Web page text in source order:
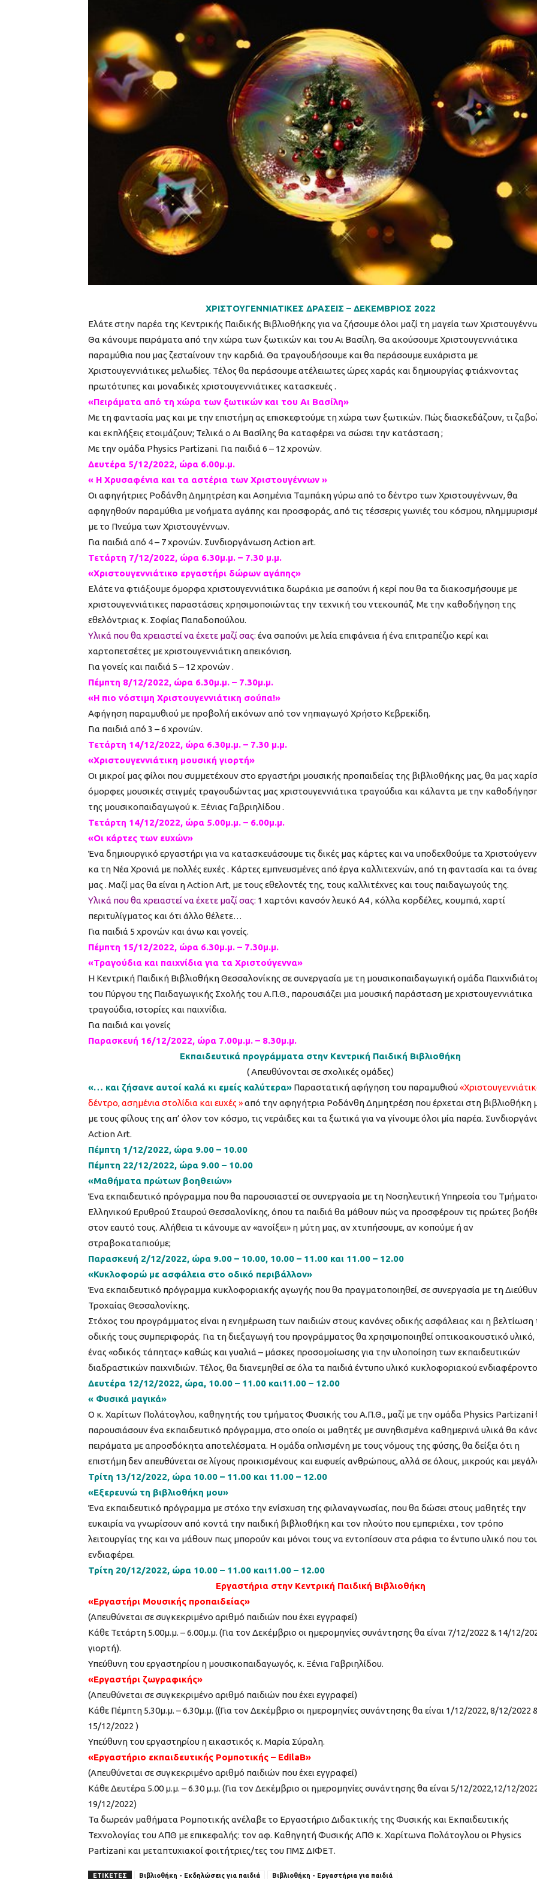
ΧΡΙΣΤΟΥΓΕΝΝΙΑΤΙΚΕΣ ΔΡΑΣΕΙΣ – ΔΕΚΕΜΒΡΙΟΣ 2022
Ελάτε στην παρέα της Κεντρικής Παιδικής Βιβλιοθήκης για να ζήσουμε όλοι μαζί τη μαγεία των
Θα κάνουμε πειράματα από την χώρα των ξωτικών και του Αι Βασίλη. Θα ακούσουμε Χριστουγεννιάτικα
παραμύθια που μας ζεσταίνουν την καρδιά. Θα τραγουδήσουμε και θα περάσουμε ευχάριστα με
Χριστουγεννιάτικες μελωδίες. Τέλος θα περάσουμε ατέλειωτες ώρες χαράς και δημιουργίας φτιάχνοντας
πρωτότυπες και μοναδικές χριστουγεννιάτικες κατασκευές .
«Πειράματα από τη χώρα των ξωτικών και του Αι Βασίλη»
Με τη φαντασία μας και με την επιστήμη ας επισκεφτούμε τη χώρα των ξωτικών. Πώς διασκεδάζουν, τι
και εκπλήξεις ετοιμάζουν; Τελικά ο Αι Βασίλης θα καταφέρει να σώσει την κατάσταση ;
Με την ομάδα Physics Partizani. Για παιδιά 6 – 12 χρονών.
Δευτέρα 5/12/2022, ώρα 6.00μ.μ.
« Η Χρυσαφένια και τα αστέρια των Χριστουγέννων »
Οι αφηγήτριες Ροδάνθη Δημητρέση και Ασημένια Ταμπάκη γύρω από το δέντρο των Χριστουγέννων, θα
αφηγηθούν παραμύθια με νοήματα αγάπης και προσφοράς, από τις τέσσερις γωνιές του κόσμου,
με το Πνεύμα των Χριστουγέννων.
Για παιδιά από 4 – 7 χρονών. Συνδιοργάνωση Action art.
Τετάρτη 7/12/2022, ώρα 6.30μ.μ. – 7.30 μ.μ.
«Χριστουγεννιάτικο εργαστήρι δώρων αγάπης»
Ελάτε να φτιάξουμε όμορφα χριστουγεννιάτικα δωράκια με σαπούνι ή κερί που θα τα διακοσμήσουμε με
χριστουγεννιάτικες παραστάσεις χρησιμοποιώντας την τεχνική του ντεκουπάζ. Με την καθοδήγηση της
εθελόντριας κ. Σοφίας Παπαδοπούλου.
Υλικά που θα χρειαστεί να έχετε μαζί σας: ένα σαπούνι με λεία επιφάνεια ή ένα επιτραπέζιο κερί και
χαρτοπετσέτες με χριστουγεννιάτικη απεικόνιση.
Για γονείς και παιδιά 5 – 12 χρονών .
Πέμπτη 8/12/2022, ώρα 6.30μ.μ. – 7.30μ.μ.
«Η πιο νόστιμη Χριστουγεννιάτικη σούπα!»
Αφήγηση παραμυθιού με προβολή εικόνων από τον νηπιαγωγό Χρήστο Κεβρεκίδη.
Για παιδιά από 3 – 6 χρονών.
Τετάρτη 14/12/2022, ώρα 6.30μ.μ. – 7.30 μ.μ.
«Χριστουγεννιάτικη μουσική γιορτή»
Οι μικροί μας φίλοι που συμμετέχουν στο εργαστήρι μουσικής προπαιδείας της βιβλιοθήκης μας, θα μας
όμορφες μουσικές στιγμές τραγουδώντας μας χριστουγεννιάτικα τραγούδια και κάλαντα με την
της μουσικοπαιδαγωγού κ. Ξένιας Γαβριηλίδου .
Τετάρτη 14/12/2022, ώρα 5.00μ.μ. – 6.00μ.μ.
«Οι κάρτες των ευχών»
Ένα δημιουργικό εργαστήρι για να κατασκευάσουμε τις δικές μας κάρτες και να υποδεχθούμε τα
κα τη Νέα Χρονιά με πολλές ευχές . Κάρτες εμπνευσμένες από έργα καλλιτεχνών, από τη φαντασία και τα
μας . Μαζί μας θα είναι η Αction Art, με τους εθελοντές της, τους καλλιτέχνες και τους παιδαγωγούς της.
Υλικά που θα χρειαστεί να έχετε μαζί σας: 1 χαρτόνι κανσόν λευκό Α4 , κόλλα κορδέλες, κουμπιά, χαρτί
περιτυλίγματος και ότι άλλο θέλετε…
Για παιδιά 5 χρονών και άνω και γονείς.
Πέμπτη 15/12/2022, ώρα 6.30μ.μ. – 7.30μ.μ.
«Τραγούδια και παιχνίδια για τα Χριστούγεννα»
Η Κεντρική Παιδική Βιβλιοθήκη Θεσσαλονίκης σε συνεργασία με τη μουσικοπαιδαγωγική ομάδα
του Πύργου της Παιδαγωγικής Σχολής του Α.Π.Θ., παρουσιάζει μια μουσική παράσταση με χριστουγεννιάτικα
τραγούδια, ιστορίες και παιχνίδια.
Για παιδιά και γονείς
Παρασκευή 16/12/2022, ώρα 7.00μ.μ. – 8.30μ.μ.
Εκπαιδευτικά προγράμματα στην Κεντρική Παιδική Βιβλιοθήκη
( Απευθύνονται σε σχολικές ομάδες)
«… και ζήσανε αυτοί καλά κι εμείς καλύτερα» Παραστατική αφήγηση του παραμυθιού
δέντρο, ασημένια στολίδια και ευχές »από την αφηγήτρια Ροδάνθη Δημητρέση που έρχεται στη βιβλιοθήκη
με τους φίλους της απ’ όλον τον κόσμο, τις νεράιδες και τα ξωτικά για να γίνουμε όλοι μία παρέα.
Action Art.
Πέμπτη 1/12/2022, ώρα 9.00 – 10.00
Πέμπτη 22/12/2022, ώρα 9.00 – 10.00
«Μαθήματα πρώτων βοηθειών»
Ένα εκπαιδευτικό πρόγραμμα που θα παρουσιαστεί σε συνεργασία με τη Νοσηλευτική Υπηρεσία του
Ελληνικού Ερυθρού Σταυρού Θεσσαλονίκης, όπου τα παιδιά θα μάθουν πώς να προσφέρουν τις πρώτες
στον εαυτό τους. Αλήθεια τι κάνουμε αν «ανοίξει» η μύτη μας, αν χτυπήσουμε, αν κοπούμε ή αν
στραβοκαταπιούμε;
Παρασκευή 2/12/2022, ώρα 9.00 – 10.00, 10.00 – 11.00 και 11.00 – 12.00
«Κυκλοφορώ με ασφάλεια στο οδικό περιβάλλον»
Ένα εκπαιδευτικό πρόγραμμα κυκλοφοριακής αγωγής που θα πραγματοποιηθεί, σε συνεργασία με τη
Τροχαίας Θεσσαλονίκης.
Στόχος του προγράμματος είναι η ενημέρωση των παιδιών στους κανόνες οδικής ασφάλειας και η βελτίωση
οδικής τους συμπεριφοράς. Για τη διεξαγωγή του προγράμματος θα χρησιμοποιηθεί οπτικοακουστικό υλικό,
ένας «οδικός τάπητας» καθώς και γυαλιά – μάσκες προσομοίωσης για την υλοποίηση των εκπαιδευτικών
διαδραστικών παιχνιδιών. Τέλος, θα διανεμηθεί σε όλα τα παιδιά έντυπο υλικό κυκλοφοριακού
Δευτέρα 12/12/2022, ώρα, 10.00 – 11.00 και11.00 – 12.00
« Φυσικά μαγικά»
Ο κ. Χαρίτων Πολάτογλου, καθηγητής του τμήματος Φυσικής του Α.Π.Θ., μαζί με την ομάδα Physics Partizani
παρουσιάσουν ένα εκπαιδευτικό πρόγραμμα, στο οποίο οι μαθητές με συνηθισμένα καθημερινά υλικά θα
πειράματα με απροσδόκητα αποτελέσματα. Η ομάδα οπλισμένη με τους νόμους της φύσης, θα δείξει ότι η
επιστήμη δεν απευθύνεται σε λίγους προικισμένους και ευφυείς ανθρώπους, αλλά σε όλους, μικρούς και
Τρίτη 13/12/2022, ώρα 10.00 – 11.00 και 11.00 – 12.00
«Εξερευνώ τη βιβλιοθήκη μου»
Ένα εκπαιδευτικό πρόγραμμα με στόχο την ενίσχυση της φιλαναγνωσίας, που θα δώσει στους μαθητές την
ευκαιρία να γνωρίσουν από κοντά την παιδική βιβλιοθήκη και τον πλούτο που εμπεριέχει , τον τρόπο
λειτουργίας της και να μάθουν πως μπορούν και μόνοι τους να εντοπίσουν στα ράφια το έντυπο υλικό που
ενδιαφέρει.
Τρίτη 20/12/2022, ώρα 10.00 – 11.00 και11.00 – 12.00
Εργαστήρια στην Κεντρική Παιδική Βιβλιοθήκη
«Εργαστήρι Μουσικής προπαιδείας»
(Απευθύνεται σε συγκεκριμένο αριθμό παιδιών που έχει εγγραφεί)
Κάθε Τετάρτη 5.00μ.μ. – 6.00μ.μ. (Για τον Δεκέμβριο οι ημερομηνίες συνάντησης θα είναι 7/12/2022 & 14/12/
γιορτή).
Υπεύθυνη του εργαστηρίου η μουσικοπαιδαγωγός, κ. Ξένια Γαβριηλίδου.
«Εργαστήρι ζωγραφικής»
(Απευθύνεται σε συγκεκριμένο αριθμό παιδιών που έχει εγγραφεί)
Κάθε Πέμπτη 5.30μ.μ. – 6.30μ.μ. ((Για τον Δεκέμβριο οι ημερομηνίες συνάντησης θα είναι 1/12/2022, 8/12/2022
15/12/2022 )
Υπεύθυνη του εργαστηρίου η εικαστικός κ. Μαρία Σύραλη.
«Εργαστήριo εκπαιδευτικής Ρομποτικής – EdilaB»
(Απευθύνεται σε συγκεκριμένο αριθμό παιδιών που έχει εγγραφεί)
Κάθε Δευτέρα 5.00 μ.μ. – 6.30 μ.μ. (Για τον Δεκέμβριο οι ημερομηνίες συνάντησης θα είναι 5/12/2022,12/12/
19/12/2022)
Τα δωρεάν μαθήματα Ρομποτικής ανέλαβε το Εργαστήριο Διδακτικής της Φυσικής και Εκπαιδευτικής
Τεχνολογίας του ΑΠΘ με επικεφαλής: τον αφ. Καθηγητή Φυσικής ΑΠΘ κ. Χαρίτωνα Πολάτογλου οι Physics
Partizani και μεταπτυχιακοί φοιτήτριες/τες του ΠΜΣ ΔΙΦΕΤ.
ΕΤΙΚΕΤΕΣ Βιβλιοθήκη - Εκδηλώσεις για παιδιά Βιβλιοθήκη - Εργαστήρια για παιδιά